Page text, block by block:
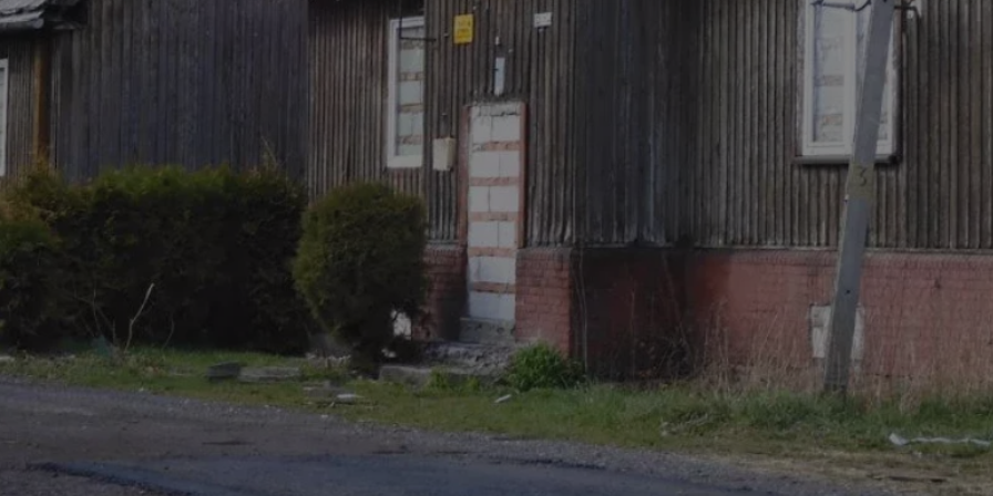
Ten plik cookie przechowuje identyfikator sesji.
Ten plik cookie przechowuje identyfikator sesji.
Ten plik cookie przechowuje identyfikator sesji.
Ten plik cookie jest używany przez usługę Cookie-
Script.com do zapamiętywania preferencji dotyczących
zgody użytkownika na pliki cookie. Jest to konieczne,
aby baner cookie Cookie-Script.com działał poprawnie.
YouTube
Ten plik cookie przechowuje informacje o zgodzie
użytkownika oraz jego preferencjach dotyczących
prywatności podczas korzystania z witryny. Rejestruje
wybory dotyczące polityki prywatności i ustawień
zgody, zapewniając ich przestrzeganie w kolejnych
wizytach. Dzięki temu użytkownik nie musi ponownie
konfigurować swoich preferencji, co zwiększa wygodę i
zgodność z regulacjami ochrony danych.
Provider /
przechowywania
Opis
Inc.
reklama.silnet.pl
Powiązany z platformą reklamową banerów OpenX dla
wydawców. Rejestruje, czy zostały wyświetlone określone
reklamy. Podobno używane tylko do zwiększenia skuteczności,
Provider/
Okres
przechowywania
Opis
Corporation
.c.bing.com
Jest to własny plik cookie Microsoft MSN,
który zapewnia prawidłowe działanie tej
Provider Domena Okres przechowywania
Opis
5 miesięcy 4 tygodnie
Polityce prywatności Google